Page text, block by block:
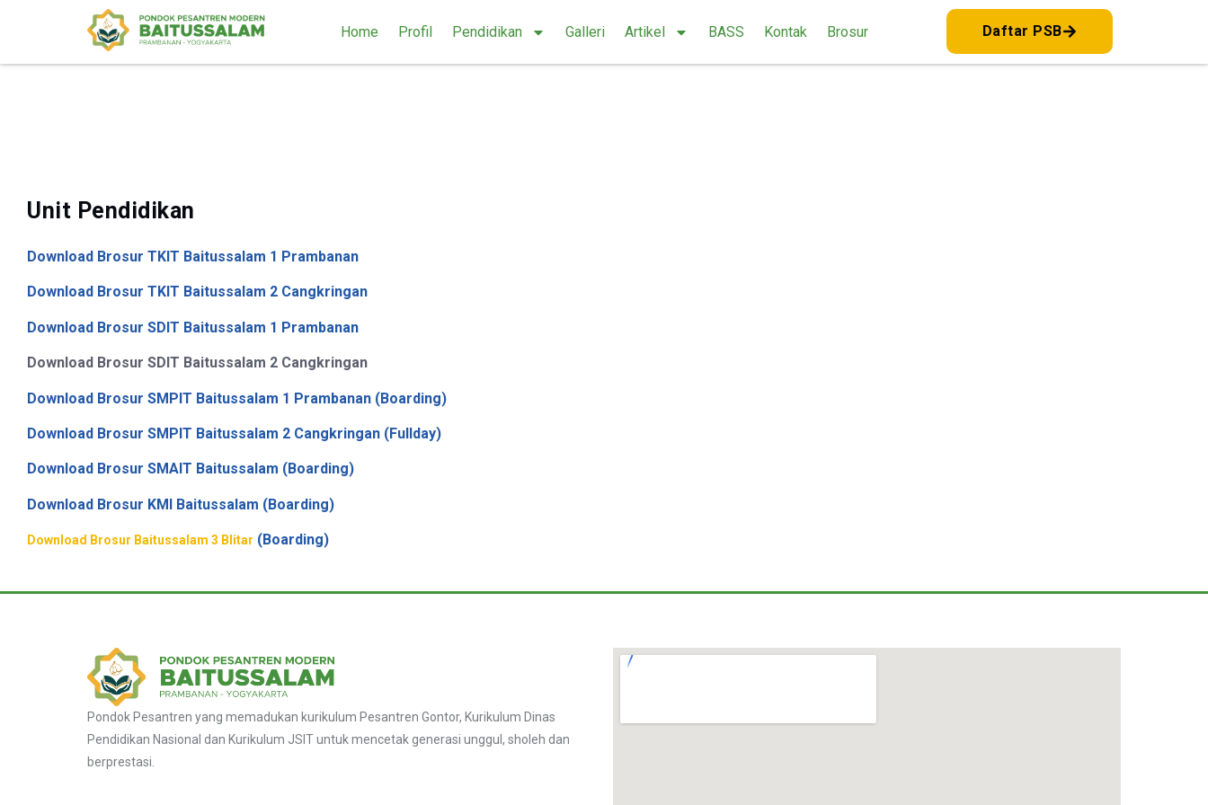
Home Profil Pendidikan Galleri Artikel BASS Kontak Brosur Daftar PSB
Unit Pendidikan
Download Brosur TKIT Baitussalam 1 Prambanan
Download Brosur TKIT Baitussalam 2 Cangkringan
Download Brosur SDIT Baitussalam 1 Prambanan
Download Brosur SDIT Baitussalam 2 Cangkringan
Download Brosur SMPIT Baitussalam 1 Prambanan (Boarding)
Download Brosur SMPIT Baitussalam 2 Cangkringan (Fullday)
Download Brosur SMAIT Baitussalam (Boarding)
Download Brosur KMI Baitussalam (Boarding)
Download Brosur Baitussalam 3 Blitar (Boarding)
Pondok Pesantren yang memadukan kurikulum Pesantren Gontor, Kurikulum Dinas
Pendidikan Nasional dan Kurikulum JSIT untuk mencetak generasi unggul, sholeh dan
berprestasi.